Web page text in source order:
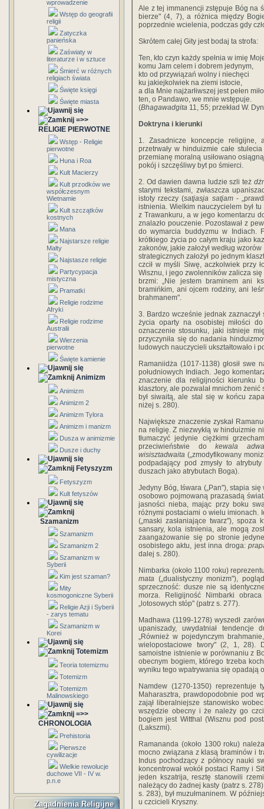
wprowadzenie
Wstęp do geografii
religii
Zatyczka
panieńska
Zaświaty w
literaturze i w sztuce
Śmierć w różnych
religiach świata
Święte księgi
Święte miasta
=>>
RELIGIE PIERWOTNE
Wstęp - Religie
pierwotne
Huna i Roa
Kult Macierzy
Kult przodków we
współczesnym
Wietnamie
Kult szczątków
kostnych
Mana
Najstarsze religie
Malty
Najstasze religie
Partycypacja
mistyczna
Pramatki
Religie rodzime
Afryki
Religie rodzime
Australii
Wierzenia
pierwotne
Święte kamienie
Animizm
Animizm
Animizm 2
Animizm Tylora
Animizm i manizm
Dusza w animizmie
Dusze i duchy
Fetyszyzm
Fetyszyzm
Kult fetyszów
Szamanizm
Szamanizm
Szamanizm 2
Szamanizm w
Syberii
Kim jest szaman?
Mity
kosmogoniczne Syberii
Religie Azji i Syberii
- zarys tematu
Szamanizm w
Korei
Totemizm
Teoria totemizmu
Totemizm
Totemizm
Malinowskiego
=>>
CHRONOLOGIA
Prehistoria
Pierwsze
cywilizacje
Wielkie rewolucje
duchowe VII - IV w.
p.n.e
Zagadnienia Religijne
Ale z tej immanencji zstępuje Bóg na
bierze" (4, 7), a różnica między
poprzednie wcielenia, podczas gdy
Skrótem całej Gity jest bodaj ta strofa:
Ten, kto czyn każdy spełnia w imię
komu Jam celem i dobrem jedynym,
kto od przywiązań wolny i niechęci
ku jakiejkolwiek na ziemi istocie,
a dla Mnie najżarłiwszej jest pełen
ten, o Pandawo, we mnie wstępuje.
(Bhagawadgita 11, 55; przekład W.
Doktryna i kierunki
1. Zasadnicze koncepcje religijne,
przetrwały w hinduizmie całe
przemianę moralną usiłowano
pokój i szczęśliwy byt po śmierci.
2. Od dawien dawna ludzie szli też
starymi tekstami, zwłaszcza
istoty rzeczy (satjasja satjam-
istnienia. Wielkim nauczycielem był
z Trawankuru, a w jego komentarzu
znalazło pouczenie. Pozostawał z
do wymarcia buddyzmu w Indiach.
krótkiego życia po całym kraju jako
zakonów, jakie założył według
strategicznych założył po jednym
czcił w myśli Siwę, aczkolwiek przy
Wisznu, i jego zwolenników zalicza
brzmi: „Nie jestem braminem ani
bramińkim, ani ojcem rodziny, ani
brahmanem".
3. Bardzo wcześnie jednak
życia oparty na osobistej miłości
oznaczenie stosunku, jaki istnieje
przyczyniła się do nadania
ludowych nauczycieli ukształtowało i
Ramaniidża (1017-1138) głosił swe
południowych Indiach. Jego
znaczenie dla religijności kierunku
klasztory, ale pozwalał mnichom
był siwaitą, ale stal się w końcu
niżej s. 280).
Największe znaczenie zyskał
na religię. Z niezwykłą w hinduizmie
tłumaczyć jedynie ciężkimi
przeciwieństwie dokewala
wisisztadwaita („zmodyfikowany
podpadający pod zmysły to
duszach jako atrybutach Boga).
Jedyny Bóg, Iśwara („Pan"), stapia
osobowo pojmowaną prazasadą
jasności nieba, mając przy boku
różnymi postaciami o wielu imionach.
(„maski zasłaniające twarz"),
sansary, kola istnienia, ale mogą
zaangażowanie się po stronie
osobistego aktu, jest inna droga:
dalej s. 280).
Nimbarka (około 1100 roku)
mata („dualistyczny monizm"),
sprzeczność: dusze nie są
morza. Religijność Nimbarki
„lotosowych stóp" (patrz s. 277).
Madhawa (1199-1278) wyszedł
upaniszady, uwydatniał tendencje
„Również w pojedynczym
wielopostaciowe twory" (2, 1, 28).
samoistne istnienie w porównaniu z
obecnym bogiem, którego trzeba
wyniku tego wpatrywania się opadają
Namdew (1270-1350) reprezentuje
Maharasztra, prawdopodobnie pod
zajął liberalniejsze stanowisko
wszędzie obecny i że należy go
bogiem jest Witthal (Wisznu pod
(Lakszmi).
Ramananda (około 1300 roku)
mocno związana z klasą braminów i
Indus pochodzący z północy nauki
koncentrował wokół postaci Ramy i
jeden kszatrija, resztę stanowili
należący do żadnej kasty (patrz s.
s. 283), był muzułmaninem. W
u czcicieli Kryszny.